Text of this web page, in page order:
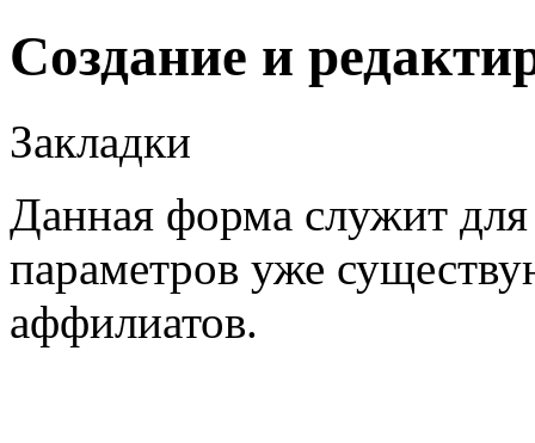
Создание и
Закладки
Данная форма служит для
параметров уже
аффилиатов.